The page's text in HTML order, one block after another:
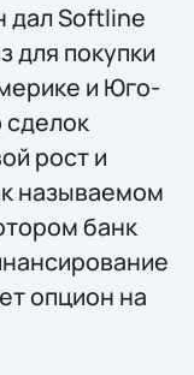
дал Softline
для покупки
и Юго-
рост и
называемом
банк
опцион на